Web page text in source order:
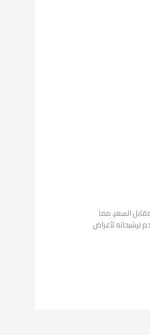
السعر، مما
ترشيحاته لأغراض